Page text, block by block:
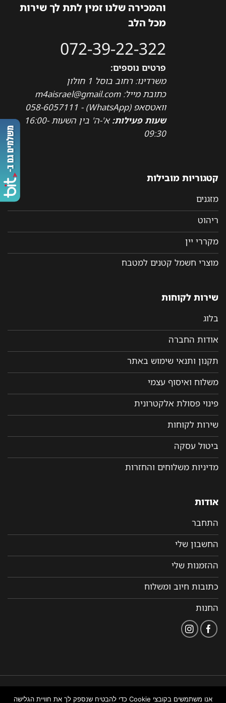
והמכירה שלנו זמין לתת לך שירות
מכל הלב
072-39-22-322
פרטים נוספים:
משרדינו: רחוב בוסל 1 חולון
כתובת מייל: m4aisrael@gmail.com
וואטסאפ (WhatsApp) - 058-6057111
שעות פעילות:
א'-ה' בין השעות 16:00-
09:30
קטגוריות מובילות
מזגנים
ריהוט
מקררי יין
מוצרי חשמל קטנים למטבח
שירות לקוחות
בלוג
אודות החברה
תקנון ותנאי שימוש באתר
משלוח ואיסוף עצמי
פינוי פסולת אלקטרונית
שירות לקוחות
ביטול עסקה
מדיניות משלוחים והחזרות
אודות
התחבר
החשבון שלי
ההזמנות שלי
כתובות חיוב ומשלוח
החנות
אנו משתמשים בקובצי Cookie כדי להבטיח שנספק לך את חוויית הגלישה